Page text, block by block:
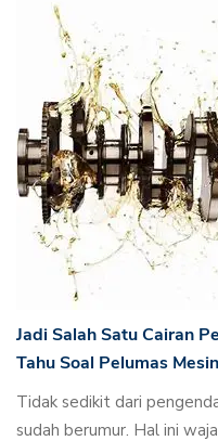
Jadi Salah Satu Cairan
Tahu Soal Pelumas
Tidak sedikit dari
sudah berumur. Hal ini